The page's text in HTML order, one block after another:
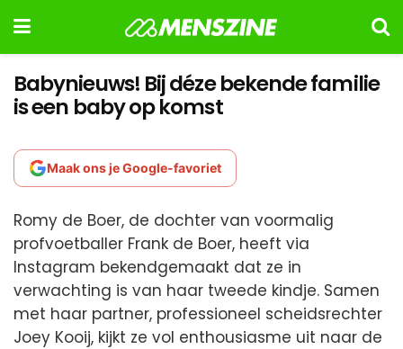
Babynieuws! Bij déze bekende familie
is een baby op komst
Maak ons je Google-favoriet
Romy de Boer, de dochter van voormalig
profvoetballer Frank de Boer, heeft via
Instagram bekendgemaakt dat ze in
verwachting is van haar tweede kindje. Samen
met haar partner, professioneel scheidsrechter
Joey Kooij, kijkt ze vol enthousiasme uit naar de